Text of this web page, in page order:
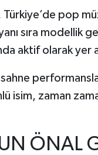
pop
sıra modellik
aktif olarak yer
sahne
isim, zaman
ÖNAL